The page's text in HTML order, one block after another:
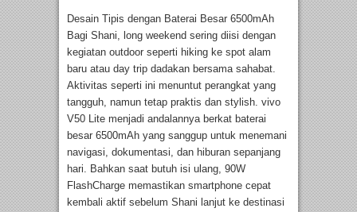
Desain Tipis dengan Baterai Besar 6500mAh
Bagi Shani, long weekend sering diisi dengan
kegiatan outdoor seperti hiking ke spot alam
baru atau day trip dadakan bersama sahabat.
Aktivitas seperti ini menuntut perangkat yang
tangguh, namun tetap praktis dan stylish. vivo
V50 Lite menjadi andalannya berkat baterai
besar 6500mAh yang sanggup untuk menemani
navigasi, dokumentasi, dan hiburan sepanjang
hari. Bahkan saat butuh isi ulang, 90W
FlashCharge memastikan smartphone cepat
kembali aktif sebelum Shani lanjut ke destinasi